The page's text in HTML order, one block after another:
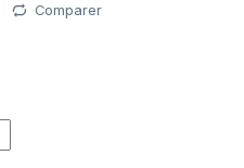
Comparer